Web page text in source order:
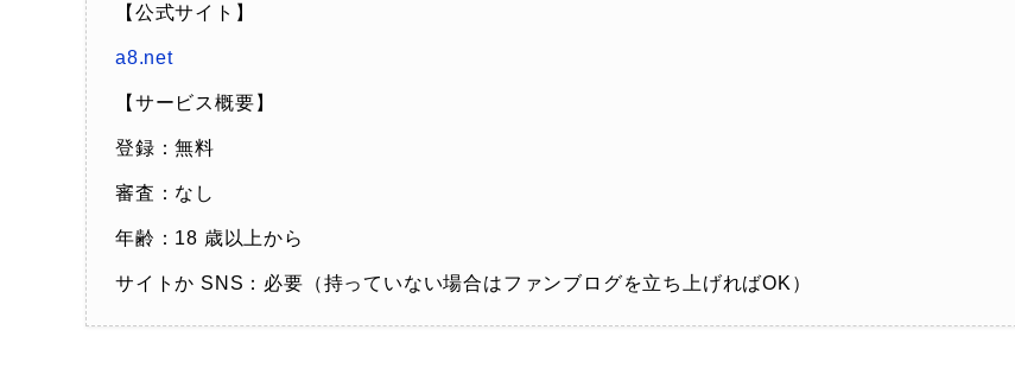
【公式サイト】
a8.net
【サービス概要】
登録：無料
審査：なし
年齢：18 歳以上から
サイトか SNS：必要（持っていない場合はファンブログを立ち上げればOK）